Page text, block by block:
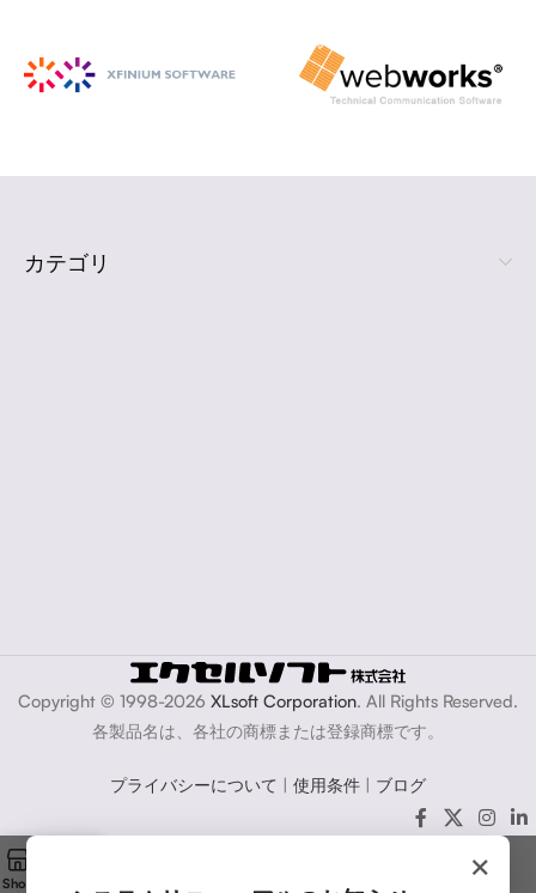
PowerPoint から HTML5 形式の e ラ
ーニング コンテンツを作成
カテゴリ
Copyright © 1998-2026 XLsoft Corporation. All Rights Reserved.
各製品名は、各社の商標または登録商標です。
プライバシーについて | 使用条件 | ブログ
Shop ×